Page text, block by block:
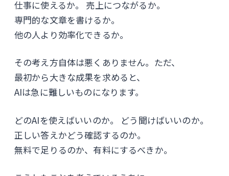
仕事に使えるか。 売上につながるか。
専門的な文章を書けるか。
他の人より効率化できるか。
その考え方自体は悪くありません。ただ、
最初から大きな成果を求めると、
AIは急に難しいものになります。
どのAIを使えばいいのか。 どう聞けばいいのか。
正しい答えかどう確認するのか。
無料で足りるのか、有料にするべきか。